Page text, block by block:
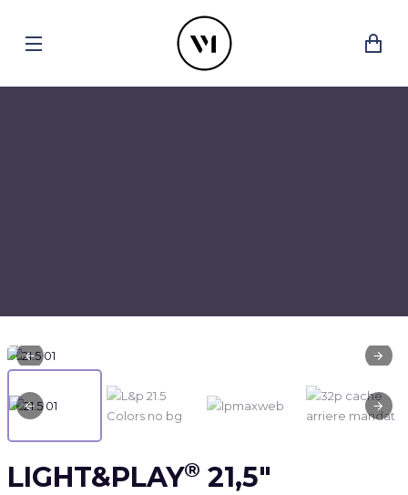
LIGHT&PLAY® 21,5"